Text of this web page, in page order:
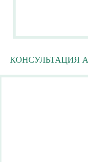
КОНСУЛЬТАЦИЯ